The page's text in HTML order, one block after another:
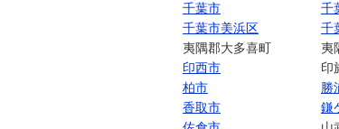
千葉市 千
千葉市美浜区
千
夷隅郡大多喜町
夷
印西市
印
柏市
勝
香取市
鎌